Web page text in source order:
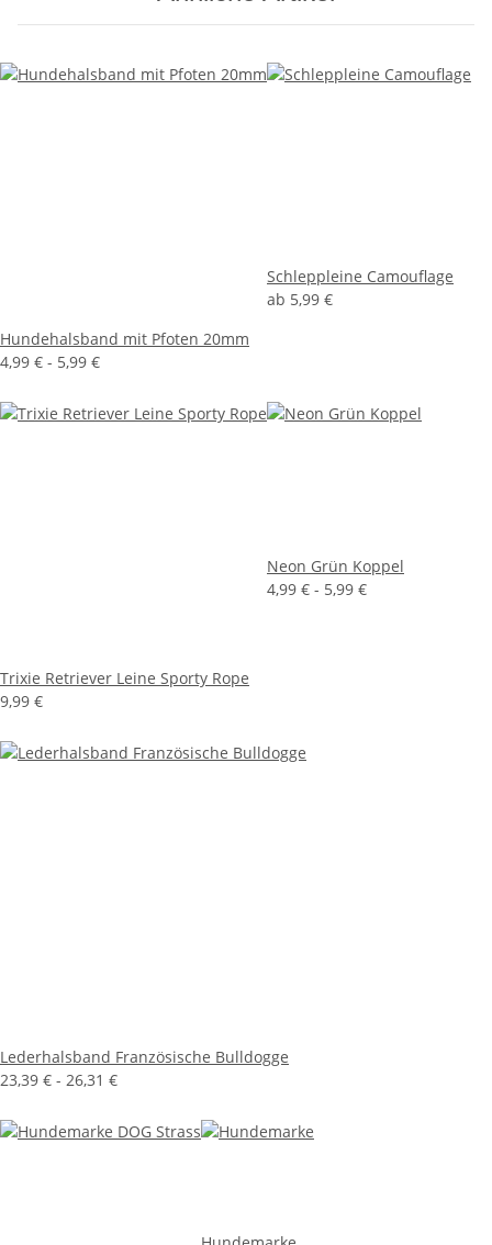
Hundehalsband mit Pfoten 20mm
4,99 € - 5,99 €
Schleppleine Camouflage
ab 5,99 €
Trixie Retriever Leine Sporty Rope
9,99 €
Neon Grün Koppel
4,99 € - 5,99 €
Lederhalsband Französische Bulldogge
23,39 € - 26,31 €